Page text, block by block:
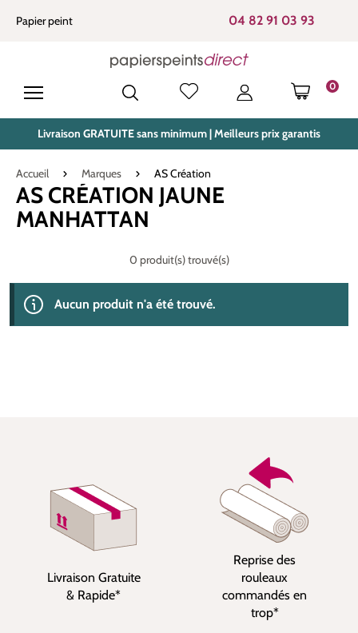
principal
Papier peint 04 82 91 03 93
0
LE
Livraison GRATUITE sans minimum | Meilleurs prix garantis
Accueil Marques AS Création
AS CRÉATION JAUNE
MANHATTAN
0 produit(s) trouvé(s)
Aucun produit n'a été trouvé.
Livraison Gratuite
& Rapide*
Reprise des
rouleaux
commandés en
trop*